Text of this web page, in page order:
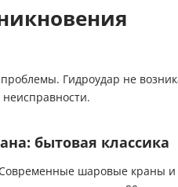
Гидроудар не
бытовая классика
Современные шаровые краны